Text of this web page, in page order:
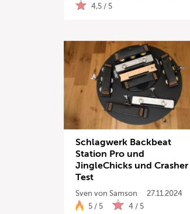
4,5 / 5
Schlagwerk Backbeat
Station Pro und
JingleChicks und Crasher
Test
Sven von Samson
27.11.2024
5 / 5
4 / 5